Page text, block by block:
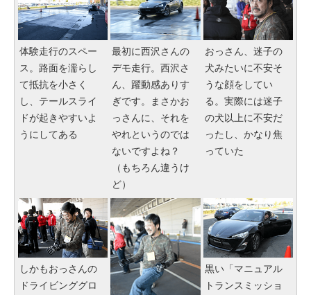
体験走行のスペー
ス。路面を濡らし
て抵抗を小さく
し、テールスライ
ドが起きやすいよ
うにしてある
最初に西沢さんの
デモ走行。西沢さ
ん、躍動感ありす
ぎです。まさかお
っさんに、それを
やれというのでは
ないですよね？
（もちろん違うけ
ど）
おっさん、迷子の
犬みたいに不安そ
うな顔をしてい
る。実際には迷子
の犬以上に不安だ
ったし、かなり焦
っていた
しかもおっさんの
ドライビンググロ
黒い「マニュアル
トランスミッショ